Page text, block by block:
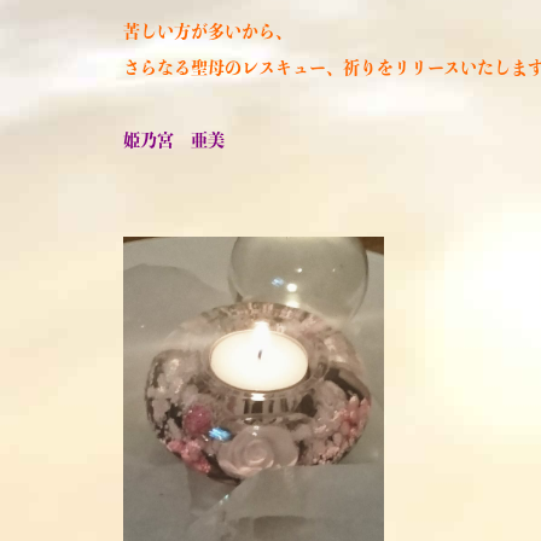
苦しい方が多いから、
さらなる聖母のレスキュー、祈りをリリースいたしま
姫乃宮 亜美